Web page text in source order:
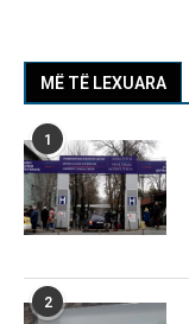
MË TË LEXUARA
1
2